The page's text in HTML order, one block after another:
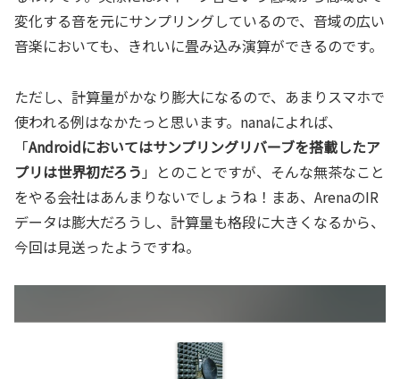
変化する音を元にサンプリングしているので、音域の広い
音楽においても、きれいに畳み込み演算ができるのです。
ただし、計算量がかなり膨大になるので、あまりスマホで
使われる例はなかたっと思います。nanaによれば、
「Androidにおいてはサンプリングリバーブを搭載したア
プリは世界初だろう 」とのことですが、そんな無茶なこと
をやる会社はあんまりないでしょうね！まあ、ArenaのIR
データは膨大だろうし、計算量も格段に大きくなるから、
今回は見送ったようですね。